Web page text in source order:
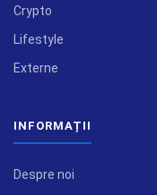
Crypto
Lifestyle
Externe
INFORMAȚII
Despre noi